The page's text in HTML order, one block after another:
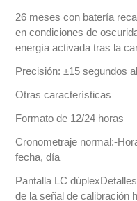
26 meses con batería
en condiciones de
energía activada tras la
Precisión: ±15 segundos
Otras características
Formato de 12/24 horas
Cronometraje normal:-
fecha, día
Pantalla LC
de la señal de calibración